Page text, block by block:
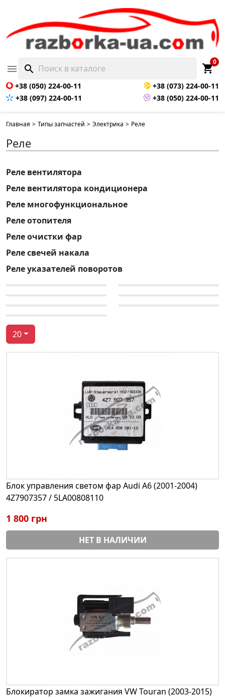
 search shopping_cart
0
+38 (050) 224-00-11
+38 (073) 224-00-11
+38 (097) 224-00-11
+38 (050) 224-00-11
Главная > Типы запчастей > Электрика > Реле
Реле
Реле вентилятора
Реле вентилятора кондиционера
Реле многофункциональное
Реле отопителя
Реле очистки фар
Реле свечей накала
Реле указателей поворотов
20
Блок управления светом фар Audi A6 (2001-2004)
4Z7907357 / 5LA00808110
1 800 грн
НЕТ В НАЛИЧИИ
Блокиратор замка зажигания VW Touran (2003-2015)